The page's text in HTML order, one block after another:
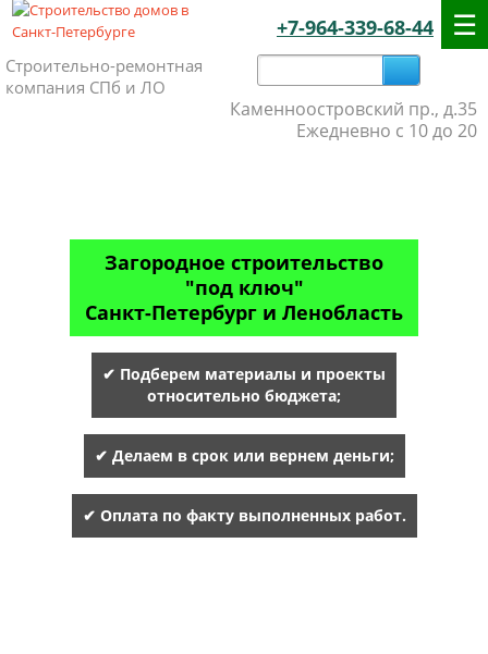
+7-964-339-68-44
Строительно-ремонтная
компания СПб и ЛО
Каменноостровский пр., д.35
Ежедневно с 10 до 20
Загородное строительство
"под ключ"
Санкт-Петербург и Ленобласть
✔ Подберем материалы и проекты
относительно бюджета;
✔ Делаем в срок или вернем деньги;
✔ Оплата по факту выполненных работ.